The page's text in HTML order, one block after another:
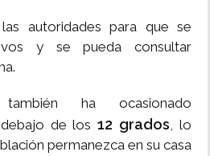
autoridades para que se
y se pueda consultar
ha ocasionado
de los12 grados, lo
permanezca en su casa